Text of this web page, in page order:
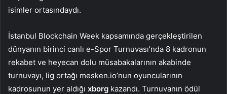
isimler ortasındaydı.
İstanbul Blockchain Week kapsamında gerçekleştirilen
dünyanın birinci canlı e-Spor Turnuvası’nda 8 kadronun
rekabet ve heyecan dolu müsabakalarının akabinde
turnuvayı, lig ortağı mesken.io’nun oyuncularının
kadrosunun yer aldığı xborg kazandı. Turnuvanın ödül